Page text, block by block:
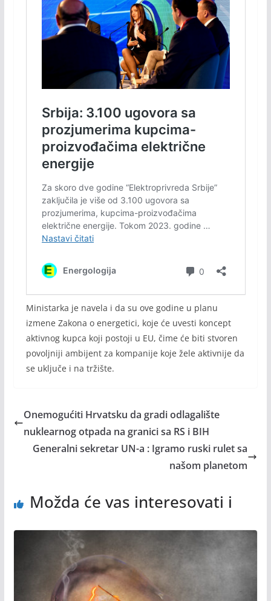
Ministarka je navela i da su ove godine u planu
izmene Zakona o energetici, koje će uvesti koncept
aktivnog kupca koji postoji u EU, čime će biti stvoren
povoljniji ambijent za kompanije koje žele aktivnije da
se uključe i na tržište.
Onemogućiti Hrvatsku da gradi odlagalište
nuklearnog otpada na granici sa RS i BIH
Generalni sekretar UN-a : Igramo ruski rulet sa
našom planetom
Možda će vas interesovati i